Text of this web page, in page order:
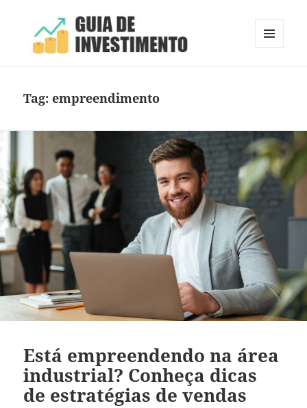
Tag:empreendimento
Está empreendendo na área
industrial? Conheça dicas
de estratégias de vendas